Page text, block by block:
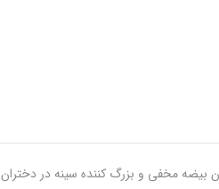
بیضه مخفی و بزرگ کننده سینه در دختران